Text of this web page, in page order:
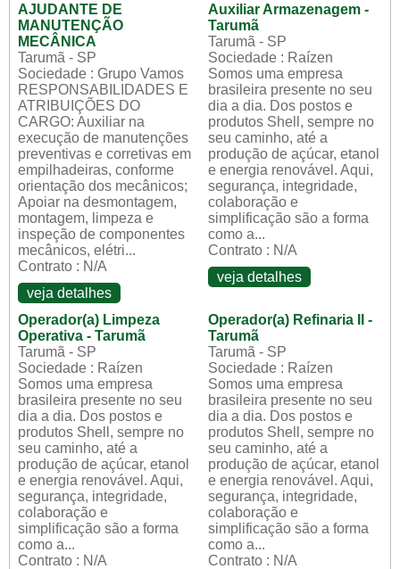
AJUDANTE DE
MANUTENÇÃO
MECÂNICA
Tarumã - SP
Sociedade : Grupo Vamos
RESPONSABILIDADES E
ATRIBUIÇÕES DO
CARGO: Auxiliar na
execução de manutenções
preventivas e corretivas em
empilhadeiras, conforme
orientação dos mecânicos;
Apoiar na desmontagem,
montagem, limpeza e
inspeção de componentes
mecânicos, elétri...
Contrato : N/A
veja detalhes
Auxiliar Armazenagem -
Tarumã
Tarumã - SP
Sociedade : Raízen
Somos uma empresa
brasileira presente no seu
dia a dia. Dos postos e
produtos Shell, sempre no
seu caminho, até a
produção de açúcar, etanol
e energia renovável. Aqui,
segurança, integridade,
colaboração e
simplificação são a forma
como a...
Contrato : N/A
veja detalhes
Operador(a) Limpeza
Operativa - Tarumã
Tarumã - SP
Sociedade : Raízen
Somos uma empresa
brasileira presente no seu
dia a dia. Dos postos e
produtos Shell, sempre no
seu caminho, até a
produção de açúcar, etanol
e energia renovável. Aqui,
segurança, integridade,
colaboração e
simplificação são a forma
como a...
Contrato : N/A
Operador(a) Refinaria II -
Tarumã
Tarumã - SP
Sociedade : Raízen
Somos uma empresa
brasileira presente no seu
dia a dia. Dos postos e
produtos Shell, sempre no
seu caminho, até a
produção de açúcar, etanol
e energia renovável. Aqui,
segurança, integridade,
colaboração e
simplificação são a forma
como a...
Contrato : N/A